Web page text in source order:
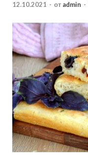
12.10.2021 - от admin -